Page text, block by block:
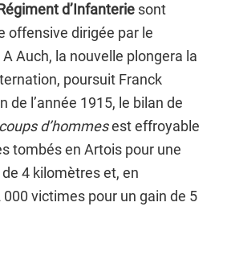
d’Infanterie sont
offensive dirigée par le
Auch, la nouvelle plongera la
poursuit Franck
de l’année 1915, le bilan de
d’hommesest effroyable
tombés en Artois pour une
4 kilomètres et, en
victimes pour un gain de 5